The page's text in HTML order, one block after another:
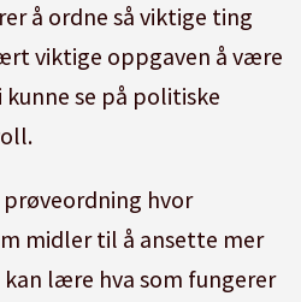
å ordne så viktige ting
viktige oppgaven å være
se på politiske
prøveordning hvor
midler til å ansette mer
lære hva som fungerer